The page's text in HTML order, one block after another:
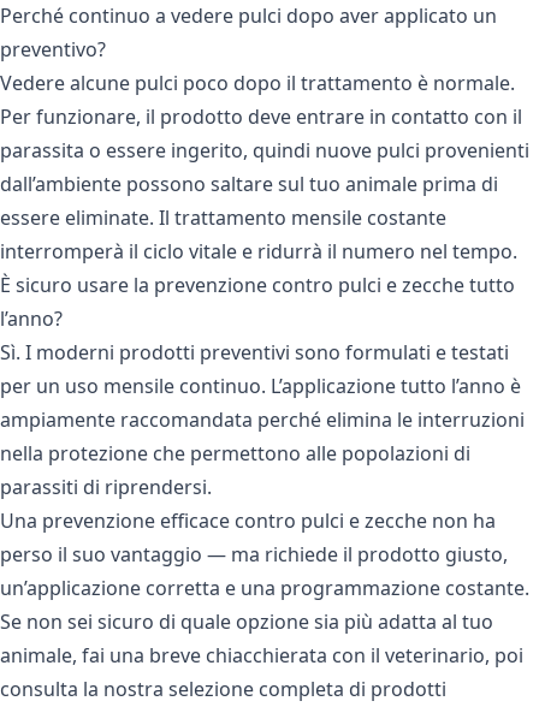
Perché continuo a vedere pulci dopo aver applicato un
preventivo?
Vedere alcune pulci poco dopo il trattamento è normale.
Per funzionare, il prodotto deve entrare in contatto con il
parassita o essere ingerito, quindi nuove pulci provenienti
dall’ambiente possono saltare sul tuo animale prima di
essere eliminate. Il trattamento mensile costante
interromperà il ciclo vitale e ridurrà il numero nel tempo.
È sicuro usare la prevenzione contro pulci e zecche tutto
l’anno?
Sì. I moderni prodotti preventivi sono formulati e testati
per un uso mensile continuo. L’applicazione tutto l’anno è
ampiamente raccomandata perché elimina le interruzioni
nella protezione che permettono alle popolazioni di
parassiti di riprendersi.
Una prevenzione efficace contro pulci e zecche non ha
perso il suo vantaggio — ma richiede il prodotto giusto,
un’applicazione corretta e una programmazione costante.
Se non sei sicuro di quale opzione sia più adatta al tuo
animale, fai una breve chiacchierata con il veterinario, poi
consulta la nostra selezione completa di prodotti